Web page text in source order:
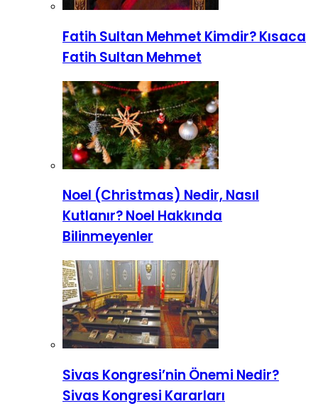
Fatih Sultan Mehmet Kimdir? Kısaca
Fatih Sultan Mehmet
Noel (Christmas) Nedir, Nasıl
Kutlanır? Noel Hakkında
Bilinmeyenler
Sivas Kongresi’nin Önemi Nedir?
Sivas Kongresi Kararları